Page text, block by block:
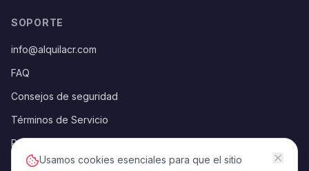
SOPORTE
info@alquilacr.com
FAQ
Consejos de seguridad
Términos de Servicio
Política de Privacidad
Usamos cookies esenciales para que el sitio